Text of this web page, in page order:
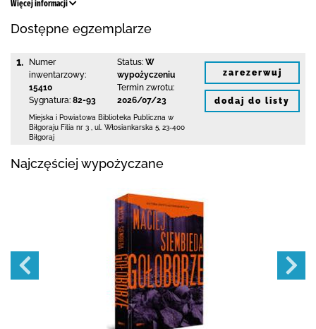
Więcej informacji
Dostępne egzemplarze
1.
Numer
inwentarzowy:
15410
Sygnatura: 82-93
Status: W
wypożyczeniu
Termin zwrotu:
2026/07/23
Miejska i Powiatowa Biblioteka Publiczna w
Biłgoraju Filia nr 3
ul. Włosiankarska 5 23-400
Biłgoraj
zarezerwuj
dodaj do listy
Najczęściej wypożyczane